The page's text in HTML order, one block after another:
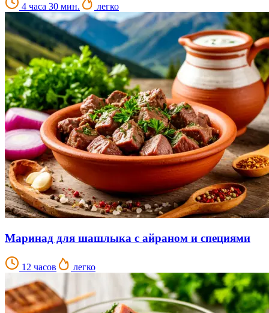
4 часа 30 мин. легко
Маринад для шашлыка с айраном и специями
12 часов легко